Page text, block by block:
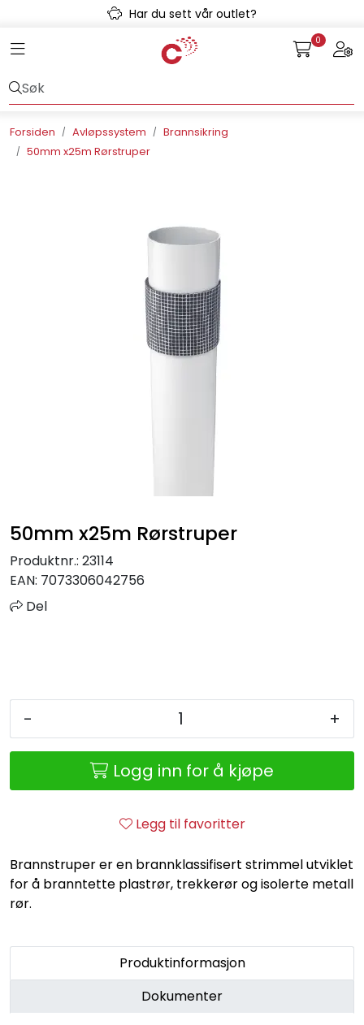
Skip to main contentHar du sett vår outlet?
Toggle navigation 0
Forsiden Avløpssystem
Brannsikring
50mm x25m Rørstruper
50mm x25m Rørstruper
Produktnr.: 23114
EAN: 7073306042756
Del
- +
Logg inn for å kjøpe
Legg til favoritter
Brannstruper er en brannklassifisert strimmel utviklet
for å branntette plastrør, trekkerør og isolerte metall
rør.
Produktinformasjon
Dokumenter
Kulvert
Varmeanlegg
Outlet
Retur/reklamasjon